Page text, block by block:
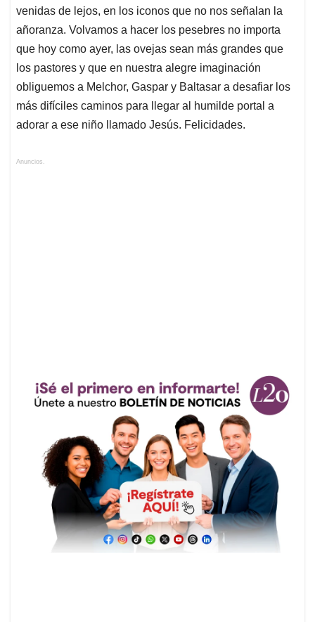
venidas de lejos, en los iconos que no nos señalan la
añoranza. Volvamos a hacer los pesebres no importa
que hoy como ayer, las ovejas sean más grandes que
los pastores y que en nuestra alegre imaginación
obliguemos a Melchor, Gaspar y Baltasar a desafiar los
más difíciles caminos para llegar al humilde portal a
adorar a ese niño llamado Jesús. Felicidades.
Anuncios.